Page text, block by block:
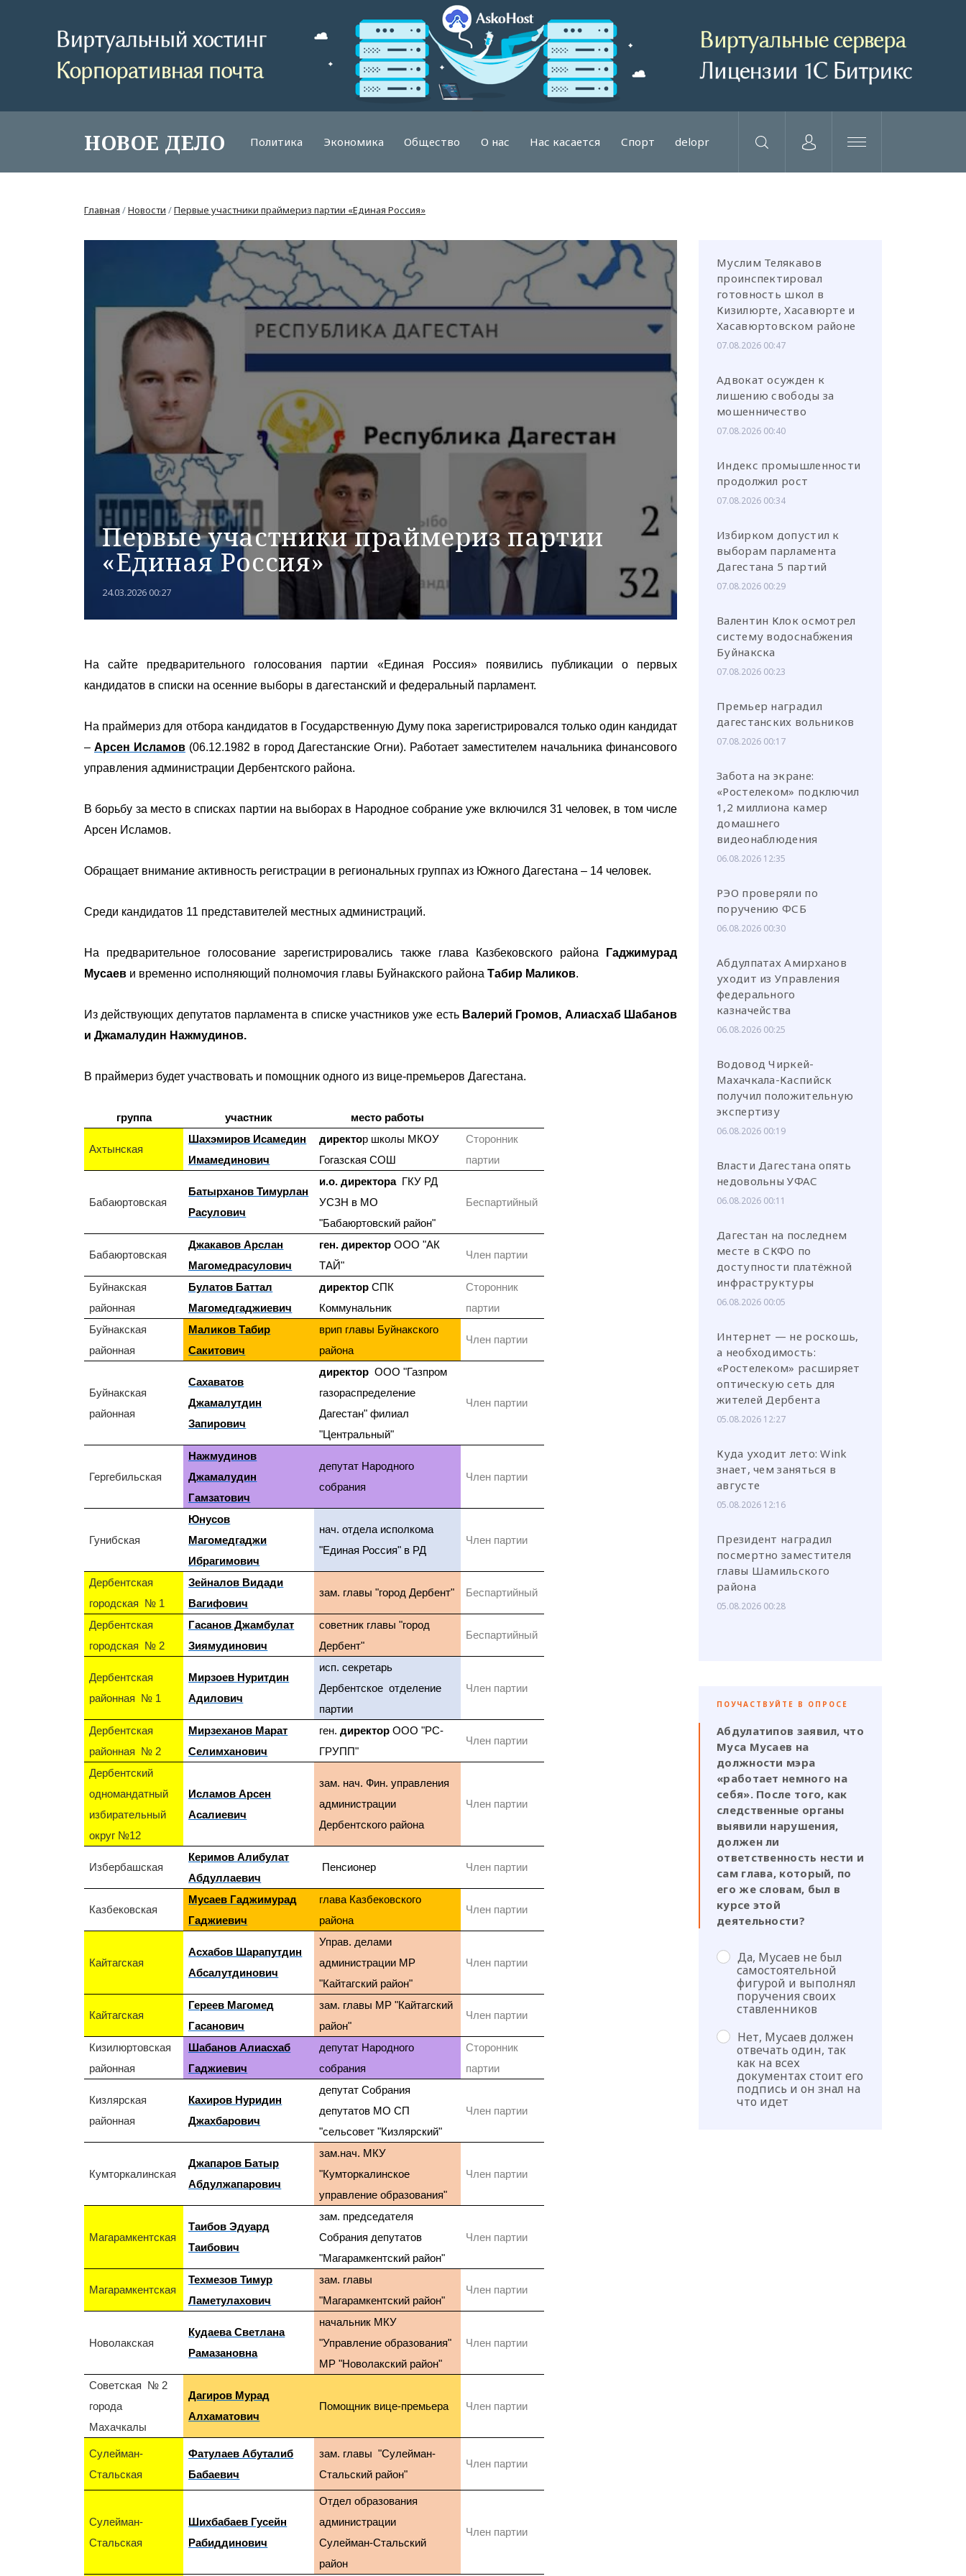
НОВОЕ ДЕЛО Политика Экономика Общество О нас Нас касается Спорт delopr
или через соц. сети
Главная /Новости /Первые участники праймериз партии «Единая Россия»
Первые участники праймериз партии
«Единая Россия»
24.03.2026 00:27
На сайте предварительного голосования партии «Единая Россия» появились публикации о первых
кандидатов в списки на осенние выборы в дагестанский и федеральный парламент.
На праймериз для отбора кандидатов в Государственную Думу пока зарегистрировался только один кандидат
– Арсен Исламов (06.12.1982 в город Дагестанские Огни). Работает заместителем начальника финансового
управления администрации Дербентского района.
В борьбу за место в списках партии на выборах в Народное собрание уже включился 31 человек, в том числе
Арсен Исламов.
Обращает внимание активность регистрации в региональных группах из Южного Дагестана – 14 человек.
Среди кандидатов 11 представителей местных администраций.
На предварительное голосование зарегистрировались также глава Казбековского района
Гаджимурад
Мусаев и временно исполняющий полномочия главы Буйнакского района Табир Маликов.
Из действующих депутатов парламента в списке участников уже есть Валерий Громов, Алиасхаб Шабанов
и Джамалудин Нажмудинов.
В праймериз будет участвовать и помощник одного из вице-премьеров Дагестана.
группа участник место работы
Ахтынская
Шахэмиров Исамедин
Имамединович
директор школы МКОУ
Гогазская СОШ
Сторонник
партии
Бабаюртовская
Батырханов Тимурлан
Расулович
и.о. директораГКУ РД
УСЗН в МО
"Бабаюртовский район"
Беспартийный
Бабаюртовская
Джакавов Арслан
Магомедрасулович
ген. директор ООО "АК
ТАЙ"
Член партии
Буйнакская
районная
Булатов Баттал
Магомедгаджиевич
директор СПК
Коммунальник
Сторонник
партии
Буйнакская
районная
Маликов Табир
Сакитович
врип главы Буйнакского
района
Член партии
Буйнакская
районная
Сахаватов
Джамалутдин
Запирович
директор ООО "Газпром
газораспределение
Дагестан" филиал
"Центральный"
Член партии
Гергебильская
Нажмудинов
Джамалудин
Гамзатович
депутат Народного
собрания
Член партии
Гунибская
Юнусов
Магомедгаджи
Ибрагимович
нач. отдела исполкома
"Единая Россия" в РД
Член партии
Дербентская
городская № 1
Зейналов Видади
Вагифович
зам. главы "город Дербент" Беспартийный
Дербентская
городская № 2
Гасанов Джамбулат
Зиямудинович
советник главы "город
Дербент"
Беспартийный
Дербентская
районная № 1
Мирзоев Нуритдин
Адилович
исп. секретарь
Дербентское отделение
партии
Член партии
Дербентская
районная № 2
Мирзеханов Марат
Селимханович
ген.директор ООО "РС-
ГРУПП"
Член партии
Дербентский
одномандатный
избирательный
округ №12
Исламов Арсен
Асалиевич
зам. нач. Фин. управления
администрации
Дербентского района
Член партии
Избербашская
Керимов Алибулат
Абдуллаевич
Пенсионер Член партии
Казбековская
Мусаев Гаджимурад
Гаджиевич
глава Казбековского
района
Член партии
Кайтагская
Асхабов Шарапутдин
Абсалутдинович
Управ. делами
администрации МР
"Кайтагский район"
Член партии
Кайтагская
Гереев Магомед
Гасанович
зам. главы МР "Кайтагский
район"
Член партии
Кизилюртовская
районная
Шабанов Алиасхаб
Гаджиевич
депутат Народного
собрания
Сторонник
партии
Кизлярская
районная
Кахиров Нуридин
Джахбарович
депутат Собрания
депутатов МО СП
"сельсовет "Кизлярский"
Член партии
Кумторкалинская
Джапаров Батыр
Абдулжапарович
зам.нач. МКУ
"Кумторкалинское
управление образования"
Член партии
Магарамкентская
Таибов Эдуард
Таибович
зам. председателя
Собрания депутатов
"Магарамкентский район"
Член партии
Магарамкентская
Техмезов Тимур
Ламетулахович
зам. главы
"Магарамкентский район"
Член партии
Новолакская
Кудаева Светлана
Рамазановна
начальник МКУ
"Управление образования"
МР "Новолакский район"
Член партии
Советская № 2
города
Махачкалы
Дагиров Мурад
Алхаматович
Помощник вице-премьера Член партии
Сулейман-
Стальская
Фатулаев Абуталиб
Бабаевич
зам. главы "Сулейман-
Стальский район"
Член партии
Сулейман-
Стальская
Шихбабаев Гусейн
Рабиддинович
Отдел образования
администрации
Сулейман-Стальский
район
Член партии
Муслим Телякавов
проинспектировал
готовность школ в
Кизилюрте, Хасавюрте и
Хасавюртовском районе
07.08.2026 00:47
Адвокат осужден к
лишению свободы за
мошенничество
07.08.2026 00:40
Индекс промышленности
продолжил рост
07.08.2026 00:34
Избирком допустил к
выборам парламента
Дагестана 5 партий
07.08.2026 00:29
Валентин Клок осмотрел
систему водоснабжения
Буйнакска
07.08.2026 00:23
Премьер наградил
дагестанских вольников
07.08.2026 00:17
Забота на экране:
«Ростелеком» подключил
1,2 миллиона камер
домашнего
видеонаблюдения
06.08.2026 12:35
РЭО проверяли по
поручению ФСБ
06.08.2026 00:30
Абдулпатах Амирханов
уходит из Управления
федерального
казначейства
06.08.2026 00:25
Водовод Чиркей-
Махачкала-Каспийск
получил положительную
экспертизу
06.08.2026 00:19
Власти Дагестана опять
недовольны УФАС
06.08.2026 00:11
Дагестан на последнем
месте в СКФО по
доступности платёжной
инфраструктуры
06.08.2026 00:05
Интернет — не роскошь,
а необходимость:
«Ростелеком» расширяет
оптическую сеть для
жителей Дербента
05.08.2026 12:27
Куда уходит лето: Wink
знает, чем заняться в
августе
05.08.2026 12:16
Президент наградил
посмертно заместителя
главы Шамильского
района
05.08.2026 00:28
ПОУЧАСТВУЙТЕ В ОПРОСЕ
Абдулатипов заявил, что
Муса Мусаев на
должности мэра
«работает немного на
себя». После того, как
следственные органы
выявили нарушения,
должен ли
ответственность нести и
сам глава, который, по
его же словам, был в
курсе этой
деятельности?
Да, Мусаев не был
самостоятельной
фигурой и выполнял
поручения своих
ставленников
Нет, Мусаев должен
отвечать один, так
как на всех
документах стоит его
подпись и он знал на
что идет